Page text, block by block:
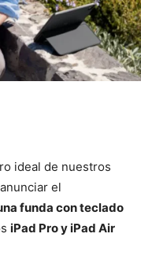
ideal de nuestros
el
funda con teclado
iPad Pro y iPad Air